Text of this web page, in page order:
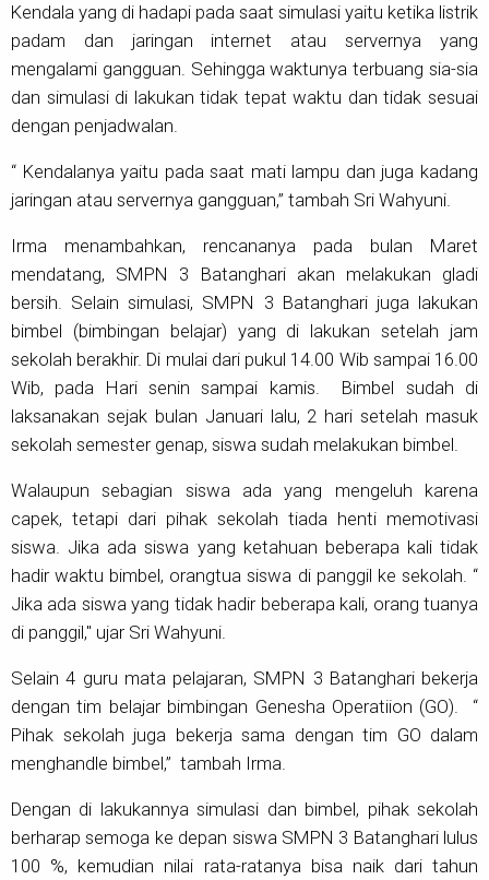
Kendala yang di hadapi pada saat simulasi yaitu ketika listrik
padam dan jaringan internet atau servernya yang
mengalami gangguan. Sehingga waktunya terbuang sia-sia
dan simulasi di lakukan tidak tepat waktu dan tidak sesuai
dengan penjadwalan.
“ Kendalanya yaitu pada saat mati lampu dan juga kadang
jaringan atau servernya gangguan,” tambah Sri Wahyuni.
Irma menambahkan, rencananya pada bulan Maret
mendatang, SMPN 3 Batanghari akan melakukan gladi
bersih. Selain simulasi, SMPN 3 Batanghari juga lakukan
bimbel (bimbingan belajar) yang di lakukan setelah jam
sekolah berakhir. Di mulai dari pukul 14.00 Wib sampai 16.00
Wib, pada Hari senin sampai kamis. Bimbel sudah di
laksanakan sejak bulan Januari lalu, 2 hari setelah masuk
sekolah semester genap, siswa sudah melakukan bimbel.
Walaupun sebagian siswa ada yang mengeluh karena
capek, tetapi dari pihak sekolah tiada henti memotivasi
siswa. Jika ada siswa yang ketahuan beberapa kali tidak
hadir waktu bimbel, orangtua siswa di panggil ke sekolah. “
Jika ada siswa yang tidak hadir beberapa kali, orang tuanya
di panggil," ujar Sri Wahyuni.
Selain 4 guru mata pelajaran, SMPN 3 Batanghari bekerja
dengan tim belajar bimbingan Genesha Operatiion (GO). “
Pihak sekolah juga bekerja sama dengan tim GO dalam
menghandle bimbel,” tambah Irma.
Dengan di lakukannya simulasi dan bimbel, pihak sekolah
berharap semoga ke depan siswa SMPN 3 Batanghari lulus
100 %, kemudian nilai rata-ratanya bisa naik dari tahun